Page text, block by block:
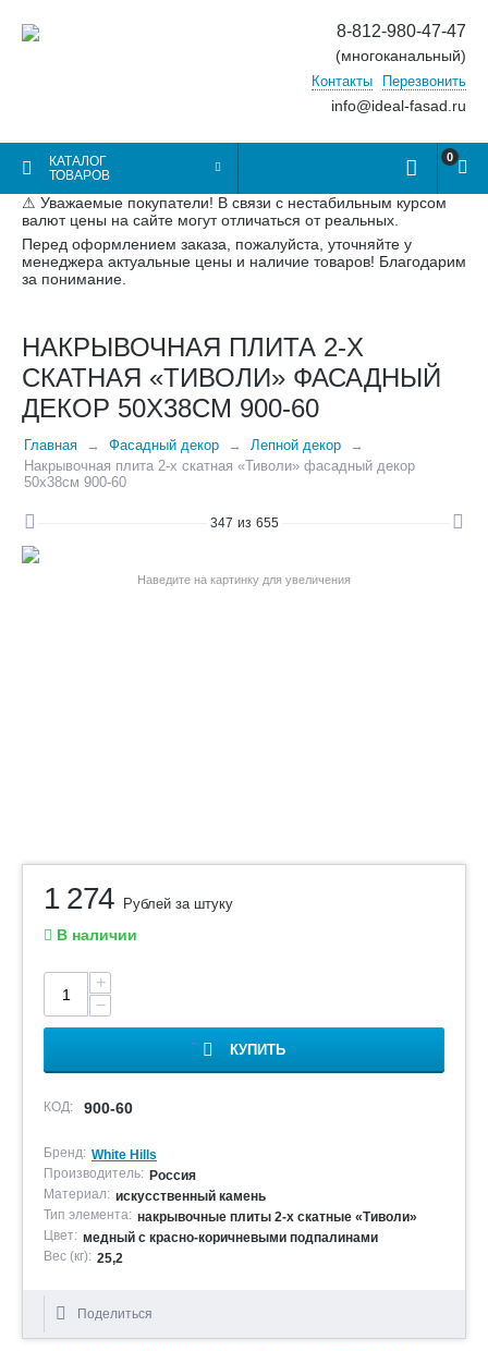
8-812-980-47-47
(многоканальный)
Контакты Перезвонить
info@ideal-fasad.ru
КАТАЛОГ
ТОВАРОВ
0
⚠ Уважаемые покупатели! В связи с нестабильным курсом
валют цены на сайте могут отличаться от реальных.
Перед оформлением заказа, пожалуйста, уточняйте у
менеджера актуальные цены и наличие товаров! Благодарим
за понимание.
НАКРЫВОЧНАЯ ПЛИТА 2-Х
СКАТНАЯ «ТИВОЛИ» ФАСАДНЫЙ
ДЕКОР 50Х38СМ 900-60
Главная Фасадный декор
Лепной декор
Накрывочная плита 2-х скатная «Тиволи» фасадный декор
50х38см 900-60
347 из 655
Наведите на картинку для увеличения
1 274 Рублей за штуку
В наличии
+
−
КУПИТЬ
КОД: 900-60
Бренд: White Hills
Производитель: Россия
Материал: искусственный камень
Тип элемента: накрывочные плиты 2-х скатные «Тиволи»
Цвет: медный с красно-коричневыми подпалинами
Вес (кг): 25,2
Поделиться